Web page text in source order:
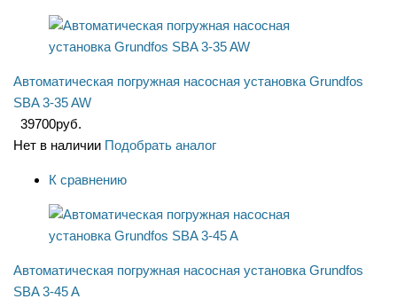
Автоматическая погружная насосная установка Grundfos
SBA 3-35 AW
39700руб.
Нет в наличии Подобрать аналог
К сравнению
Автоматическая погружная насосная установка Grundfos
SBA 3-45 A